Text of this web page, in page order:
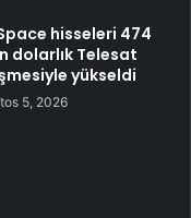
hisseleri 474
dolarlık Telesat
yükseldi
5, 2026